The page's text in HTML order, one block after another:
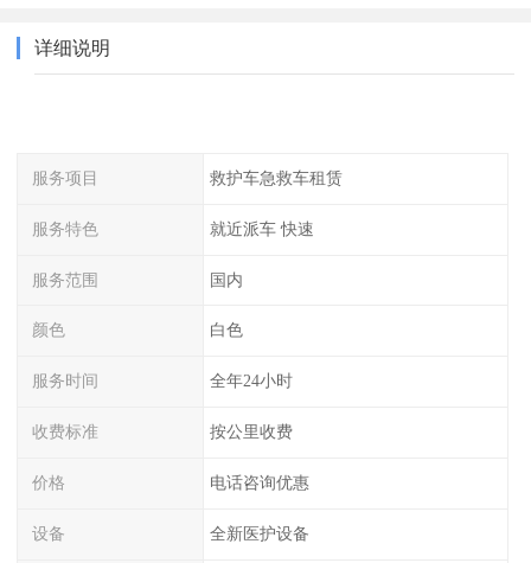
详细说明
服务项目 救护车急救车租赁
服务特色 就近派车 快速
服务范围 国内
颜色 白色
服务时间 全年24小时
收费标准 按公里收费
价格 电话咨询优惠
设备 全新医护设备